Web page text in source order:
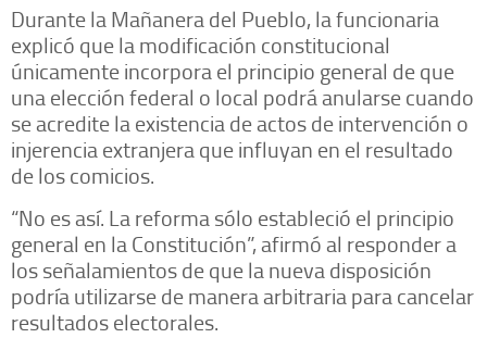
Durante la Mañanera del Pueblo, la funcionaria
explicó que la modificación constitucional
únicamente incorpora el principio general de que
una elección federal o local podrá anularse cuando
se acredite la existencia de actos de intervención o
injerencia extranjera que influyan en el resultado
de los comicios.
“No es así. La reforma sólo estableció el principio
general en la Constitución”, afirmó al responder a
los señalamientos de que la nueva disposición
podría utilizarse de manera arbitraria para cancelar
resultados electorales.